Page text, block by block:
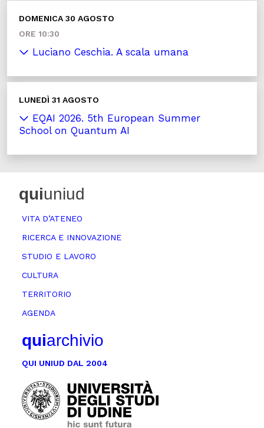
DOMENICA 30 AGOSTO
ORE 10:30
Luciano Ceschia. A scala umana
LUNEDÌ 31 AGOSTO
EQAI 2026. 5th European Summer
School on Quantum AI
quiuniud
VITA D’ATENEO
RICERCA E INNOVAZIONE
STUDIO E LAVORO
CULTURA
TERRITORIO
AGENDA
quiarchivio
QUI UNIUD DAL 2004